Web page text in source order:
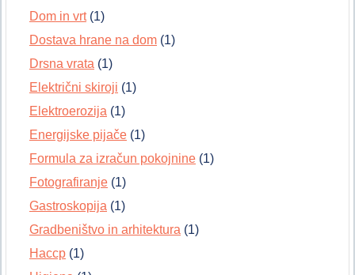
Dom in vrt(1)
Dostava hrane na dom (1)
Drsna vrata (1)
Električni skiroji (1)
Elektroerozija (1)
Energijske pijače (1)
Formula za izračun pokojnine (1)
Fotografiranje (1)
Gastroskopija (1)
Gradbeništvo in arhitektura (1)
Haccp (1)